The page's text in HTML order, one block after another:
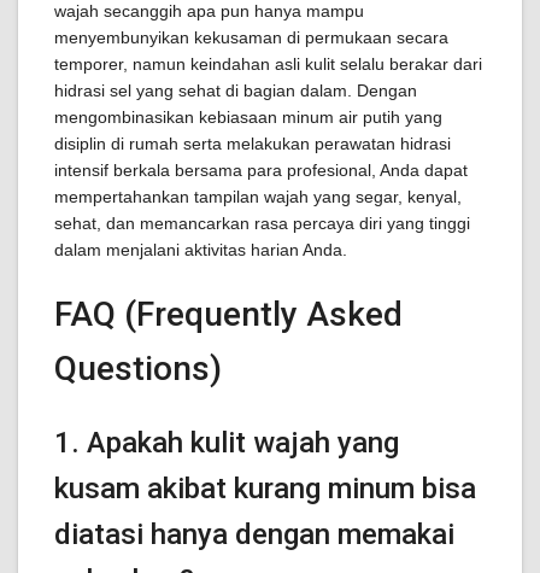
wajah secanggih apa pun hanya mampu
menyembunyikan kekusaman di permukaan secara
temporer, namun keindahan asli kulit selalu berakar dari
hidrasi sel yang sehat di bagian dalam. Dengan
mengombinasikan kebiasaan minum air putih yang
disiplin di rumah serta melakukan perawatan hidrasi
intensif berkala bersama para profesional, Anda dapat
mempertahankan tampilan wajah yang segar, kenyal,
sehat, dan memancarkan rasa percaya diri yang tinggi
dalam menjalani aktivitas harian Anda.
FAQ (Frequently Asked
Questions)
1. Apakah kulit wajah yang
kusam akibat kurang minum bisa
diatasi hanya dengan memakai